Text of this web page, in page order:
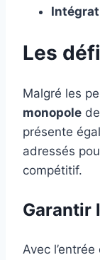
Les
Malgré les
monopole
présente
adressés
compétitif.
Garantir
Avec